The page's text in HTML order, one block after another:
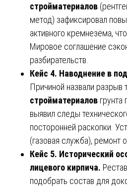
стройматериалов
метод) зафиксировал
активного кремнезёма,
Мировое соглашение
разбирательств.
Кейс 4. Наводнение в
Причиной назвали разрыв
стройматериалов
выявил следы
посторонней раскопки.
(газовая служба), ремонт
Кейс 5. Исторический
лицевого кирпича.
подобрать состав для